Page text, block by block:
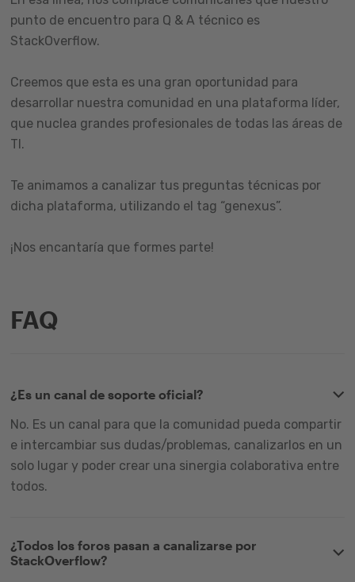
punto de encuentro para Q & A técnico es
StackOverflow.
Creemos que esta es una gran oportunidad para
desarrollar nuestra comunidad en una plataforma líder,
que nuclea grandes profesionales de todas las áreas de
TI.
Te animamos a canalizar tus preguntas técnicas por
dicha plataforma, utilizando el tag “genexus”.
¡Nos encantaría que formes parte!
FAQ
¿Es un canal de soporte oficial?
No. Es un canal para que la comunidad pueda compartir
e intercambiar sus dudas/problemas, canalizarlos en un
solo lugar y poder crear una sinergia colaborativa entre
todos.
¿Todos los foros pasan a canalizarse por
StackOverflow?